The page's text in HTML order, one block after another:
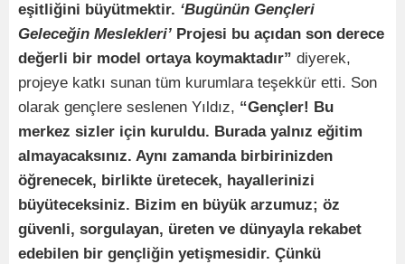
eşitliğini büyütmektir. ‘Bugünün Gençleri
Geleceğin Meslekleri’ Projesi bu açıdan son derece
değerli bir model ortaya koymaktadır” diyerek,
projeye katkı sunan tüm kurumlara teşekkür etti. Son
olarak gençlere seslenen Yıldız, “Gençler! Bu
merkez sizler için kuruldu. Burada yalnız eğitim
almayacaksınız. Aynı zamanda birbirinizden
öğrenecek, birlikte üretecek, hayallerinizi
büyüteceksiniz. Bizim en büyük arzumuz; öz
güvenli, sorgulayan, üreten ve dünyayla rekabet
edebilen bir gençliğin yetişmesidir. Çünkü